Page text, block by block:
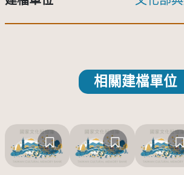
相關建檔單位